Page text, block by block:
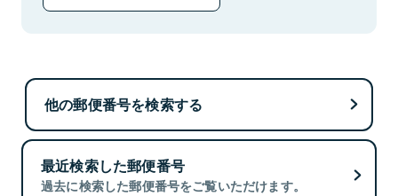
他の郵便番号を検索する
最近検索した郵便番号
過去に検索した郵便番号をご覧いただけます。